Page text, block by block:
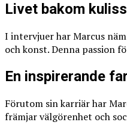
Livet bakom
I intervjuer har Marcus
och konst. Denna passion
En inspirerande far
Förutom sin karriär har
främjar välgörenhet och